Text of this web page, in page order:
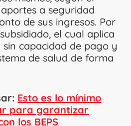
a seguridad
de sus ingresos. Por
el cual aplica
capacidad de pago y
de salud de forma
Esto es lo mínimo
para garantizar
los BEPS